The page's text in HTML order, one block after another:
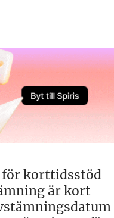
för korttidsstöd
är kort